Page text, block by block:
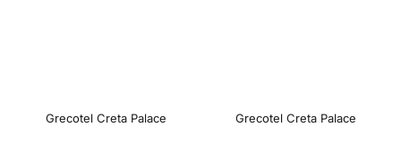
Grecotel Creta Palace Grecotel Creta Palace